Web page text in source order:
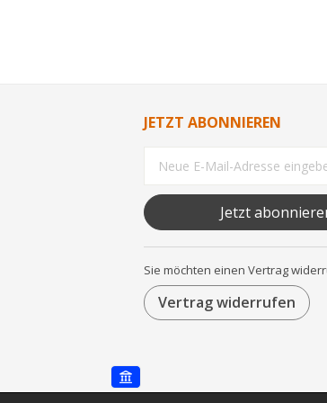
JETZT ABONNIEREN
Jetzt
Sie möchten einen Vertrag
Vertrag widerrufen